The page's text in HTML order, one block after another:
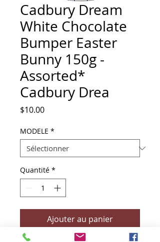
Cadbury Dream
White Chocolate
Bumper Easter
Bunny 150g -
Assorted*
Cadbury Drea
$10.00Prix
MODELE *
Quantité *
Ajouter au panier